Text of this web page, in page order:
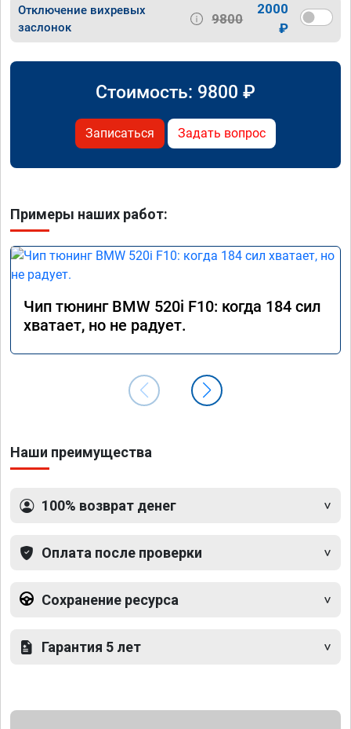
Отключение вихревых
заслонок
9800
2000
₽
Стоимость: 9800 ₽
Записаться Задать вопрос
Примеры наших работ:
Чип тюнинг BMW 520i F10: когда 184 сил
хватает, но не радует.
Наши преимущества
100% возврат денег
Оплата после проверки
Сохранение ресурса
Гарантия 5 лет